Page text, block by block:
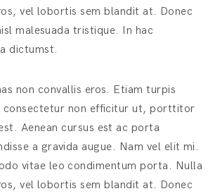
vel lobortis sem blandit at. Donec
malesuada tristique. In hac
dictumst.
non convallis eros. Etiam turpis
consectetur non efficitur ut, porttitor
Aenean cursus est ac porta
a gravida augue. Nam vel elit mi.
vitae leo condimentum porta. Nulla
vel lobortis sem blandit at. Donec